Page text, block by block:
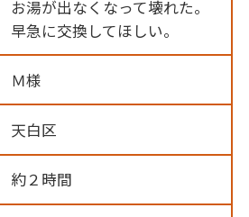
お湯が出なくなって壊れた。
早急に交換してほしい。
Ｍ様
天白区
約２時間